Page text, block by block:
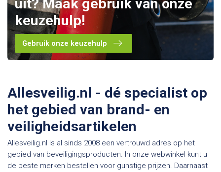
uit? Maak gebruik van onze
keuzehulp!
Gebruik onze keuzehulp
Allesveilig.nl - dé specialist op
het gebied van brand- en
veiligheidsartikelen
Allesveilig.nl is al sinds 2008 een vertrouwd adres op het
gebied van beveiligingsproducten. In onze webwinkel kunt u
de beste merken bestellen voor gunstige prijzen. Daarnaast